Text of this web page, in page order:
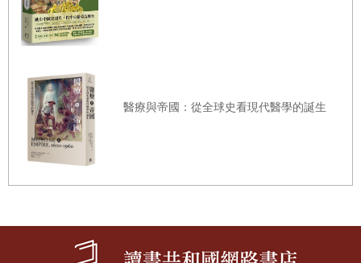
誌謝
潦倒，平均壽命隨之狂跌，軍隊沒有薪資、無家可歸。到了
一九九八年，俄羅斯的國內生產總值已縮減將近一半；相較
生產總值終於在二○○七年回升到一九九○年的水準，由此可
見九○年代對他們是何等煎熬。
俄羅斯人常把一九九○年代的噩夢怪罪在葉爾欽和他的美國
經濟顧問的頭上。抱怨是很簡單，沒有平行宇宙對照，我們
永遠無法知道當時是否有比休克療法更好的選擇。無論如
算平順，但它在一九九二年也發生過大規模金融危機；另一
醫療與帝國：從全球史看現代醫學的誕生